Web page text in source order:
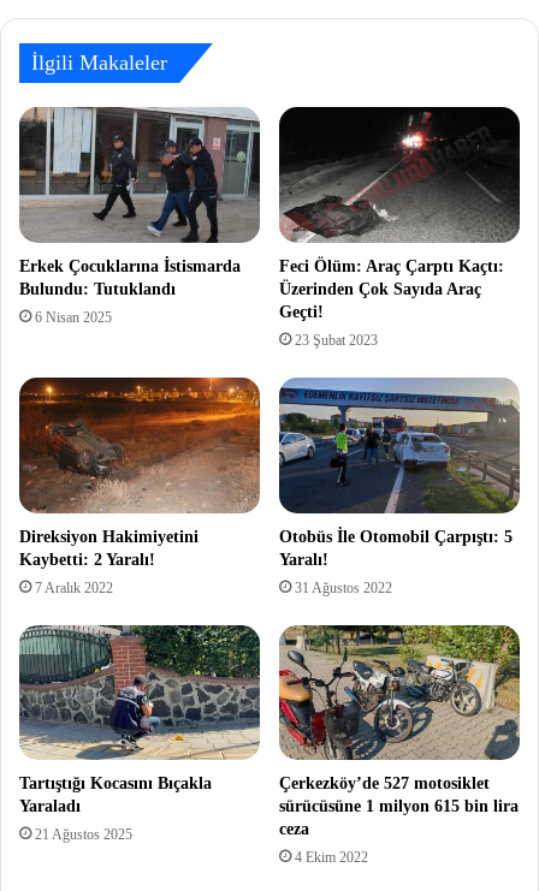
İlgili Makaleler
Erkek Çocuklarına İstismarda
Bulundu: Tutuklandı
6 Nisan 2025
Feci Ölüm: Araç Çarptı Kaçtı:
Üzerinden Çok Sayıda Araç
Geçti!
23 Şubat 2023
Direksiyon Hakimiyetini
Kaybetti: 2 Yaralı!
7 Aralık 2022
Otobüs İle Otomobil Çarpıştı: 5
Yaralı!
31 Ağustos 2022
Tartıştığı Kocasını Bıçakla
Yaraladı
21 Ağustos 2025
Çerkezköy’de 527 motosiklet
sürücüsüne 1 milyon 615 bin lira
ceza
4 Ekim 2022